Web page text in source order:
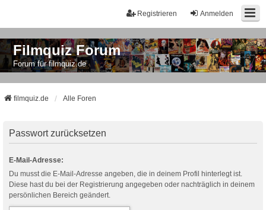
Anmelden
Registrieren
Filmquiz Forum
Forum für filmquiz.de
filmquiz.de Alle Foren
Passwort zurücksetzen
E-Mail-Adresse:
Du musst die E-Mail-Adresse angeben, die in deinem Profil hinterlegt ist.
Diese hast du bei der Registrierung angegeben oder nachträglich in deinem
persönlichen Bereich geändert.